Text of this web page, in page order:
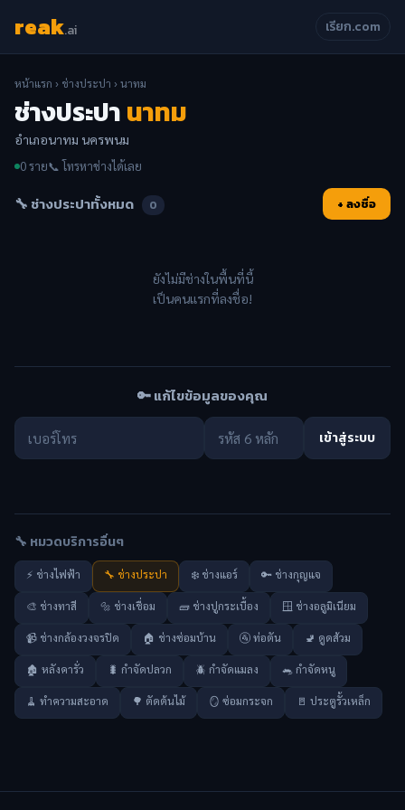
reak.ai เรียก.com
หน้าแรก › ช่างประปา › นาทม
ช่างประปานาทม
อำเภอนาทม นครพนม
0 ราย📞 โทรหาช่างได้เลย
🔧 ช่างประปาทั้งหมด 0 + ลงชื่อ
ยังไม่มีช่างในพื้นที่นี้
เป็นคนแรกที่ลงชื่อ!
🔑 แก้ไขข้อมูลของคุณ
เข้าสู่ระบบ
🔧 หมวดบริการอื่นๆ
⚡ ช่างไฟฟ้า 🔧 ช่างประปา ❄️ ช่างแอร์ 🔑 ช่างกุญแจ
🎨 ช่างทาสี 🔩 ช่างเชื่อม 🧱 ช่างปูกระเบื้อง 🪟 ช่างอลูมิเนียม
📹 ช่างกล้องวงจรปิด 🏠 ช่างซ่อมบ้าน 🚰 ท่อตัน 🚽 ดูดส้วม
🏚️ หลังคารั่ว 🐛 กำจัดปลวก 🪲 กำจัดแมลง 🐀 กำจัดหนู
🧹 ทำความสะอาด 🌳 ตัดต้นไม้ 🪞 ซ่อมกระจก 🚪 ประตูรั้วเหล็ก